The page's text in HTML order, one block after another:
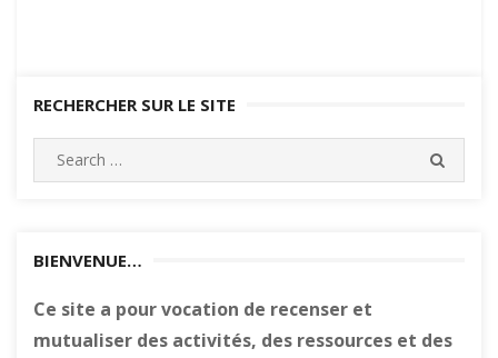
RECHERCHER SUR LE SITE
Search
for:
BIENVENUE…
Ce site a pour vocation de recenser et
mutualiser des activités, des ressources et des